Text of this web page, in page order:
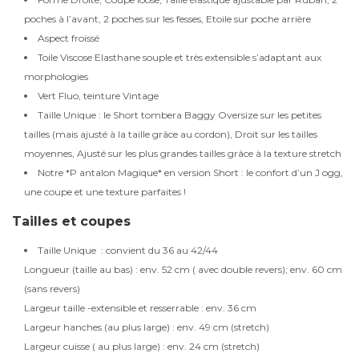
poches à l’avant, 2 poches sur les fesses, Etoile sur poche arrière
Aspect froissé
Toile Viscose Elasthane souple et très extensible s’adaptant aux
morphologies
Vert Fluo, teinture Vintage
Taille Unique : le Short tombera Baggy Oversize sur les petites
tailles (mais ajusté à la taille grâce au cordon), Droit sur les tailles
moyennes, Ajusté sur les plus grandes tailles grâce à la texture stretch
Notre *P antalon Magique* en version Short : le confort d’un J ogg,
une coupe et une texture parfaites !
Tailles et coupes
Taille Unique : convient du 36 au 42/44
Longueur (taille au bas) : env. 52 cm ( avec double revers); env. 60 cm
(sans revers)
Largeur taille -extensible et resserrable : env. 36 cm
Largeur hanches (au plus large) : env. 49 cm (stretch)
Largeur cuisse ( au plus large) : env. 24 cm (stretch)